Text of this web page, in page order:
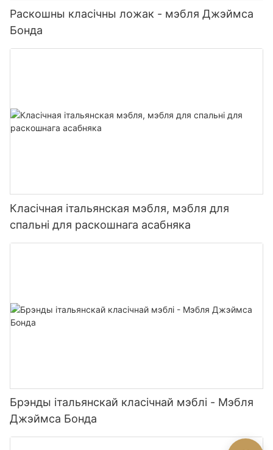
Раскошны класічны ложак - мэбля Джэймса
Бонда
Класічная італьянская мэбля, мэбля для
спальні для раскошнага асабняка
Брэнды італьянскай класічнай мэблі - Мэбля
Джэймса Бонда